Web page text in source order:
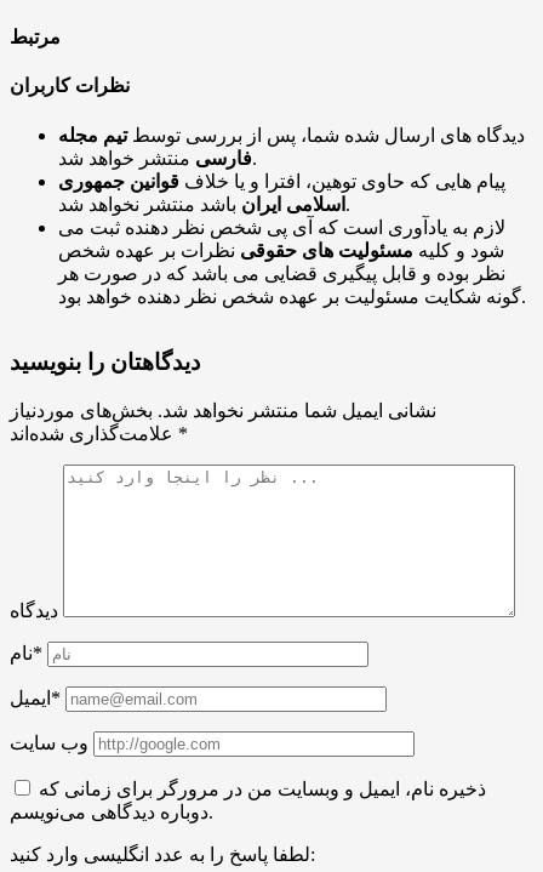
مرتبط
نظرات کاربران
دیدگاه های ارسال شده شما، پس از بررسی توسطتیم مجله
فارسیمنتشر خواهد شد.
پیام هایی که حاوی توهین، افترا و یا خلاف قوانین جمهوری
اسلامی ایران باشد منتشر نخواهد شد.
لازم به یادآوری است که آی پی شخص نظر دهنده ثبت می
شود و کلیه مسئولیت های حقوقی نظرات بر عهده شخص
نظر بوده و قابل پیگیری قضایی می باشد که در صورت هر
گونه شکایت مسئولیت بر عهده شخص نظر دهنده خواهد بود.
دیدگاهتان را بنویسید
نشانی ایمیل شما منتشر نخواهد شد. بخش‌های موردنیاز
*
دیدگاه
نام*
ایمیل*
وب سایت
ذخیره نام، ایمیل و وبسایت من در مرورگر برای زمانی که
دوباره دیدگاهی می‌نویسم.
لطفا پاسخ را به عدد انگلیسی وارد کنید: